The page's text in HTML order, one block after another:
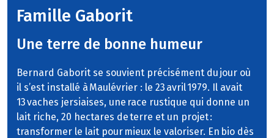
Famille Gaborit
Une terre de bonne humeur
Bernard Gaborit se souvient précisément du jour où
il s’est installé à Maulévrier : le 23 avril 1979. Il avait
13 vaches jersiaises, une race rustique qui donne un
lait riche, 20 hectares de terre et un projet :
transformer le lait pour mieux le valoriser. En bio dès